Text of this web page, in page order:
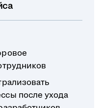
после ухода